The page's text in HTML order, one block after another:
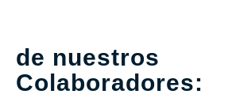
de nuestros
Colaboradores: